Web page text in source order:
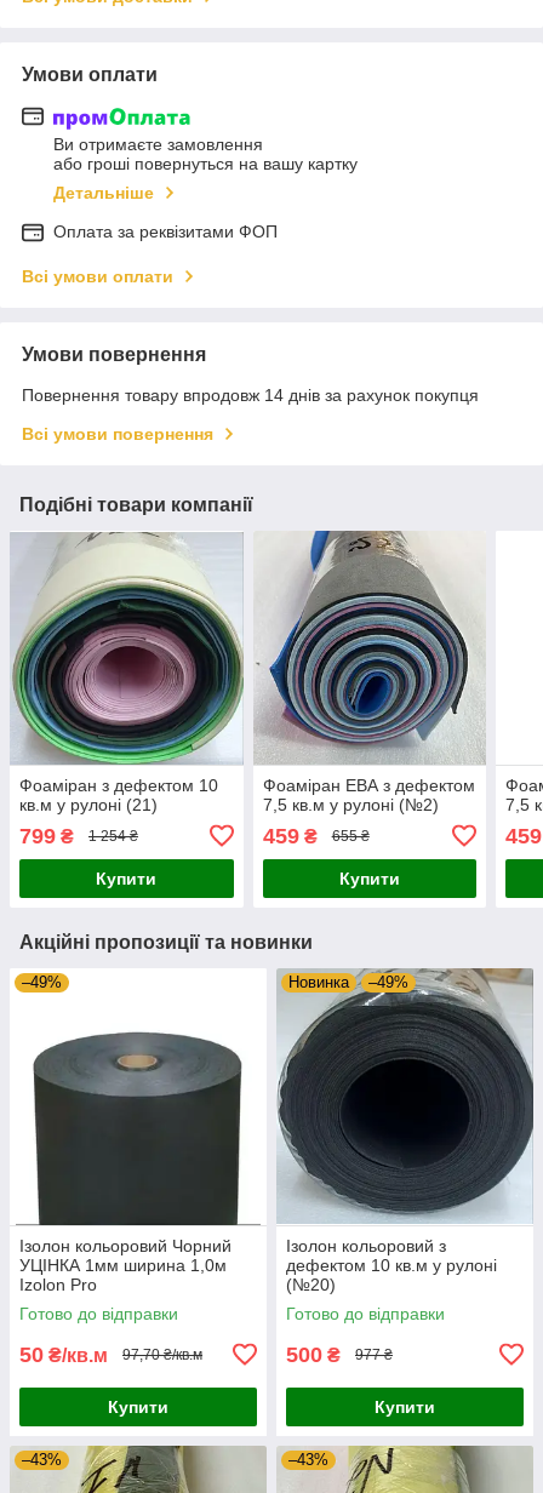
Умови оплати
Ви отримаєте замовлення
або гроші повернуться на вашу картку
Детальніше
Оплата за реквізитами ФОП
Всі умови оплати
Умови повернення
Повернення товару впродовж 14 днів за рахунок покупця
Всі умови повернення
Подібні товари компанії
Фоаміран з дефектом 10
кв.м у рулоні (21)
799 ₴ 1 254 ₴
Купити
Фоаміран ЕВА з дефектом
7,5 кв.м у рулоні (№2)
459₴ 655 ₴
Купити
7,5
459
Акційні пропозиції та новинки
–49%
Ізолон кольоровий Чорний
УЦІНКА 1мм ширина 1,0м
Izolon Pro
Готово до відправки
50 ₴/кв.м 97,70 ₴/кв.м
Купити
Новинка –49%
Ізолон кольоровий з
дефектом 10 кв.м у рулоні
(№20)
Готово до відправки
500 ₴ 977 ₴
Купити
–43% –43%